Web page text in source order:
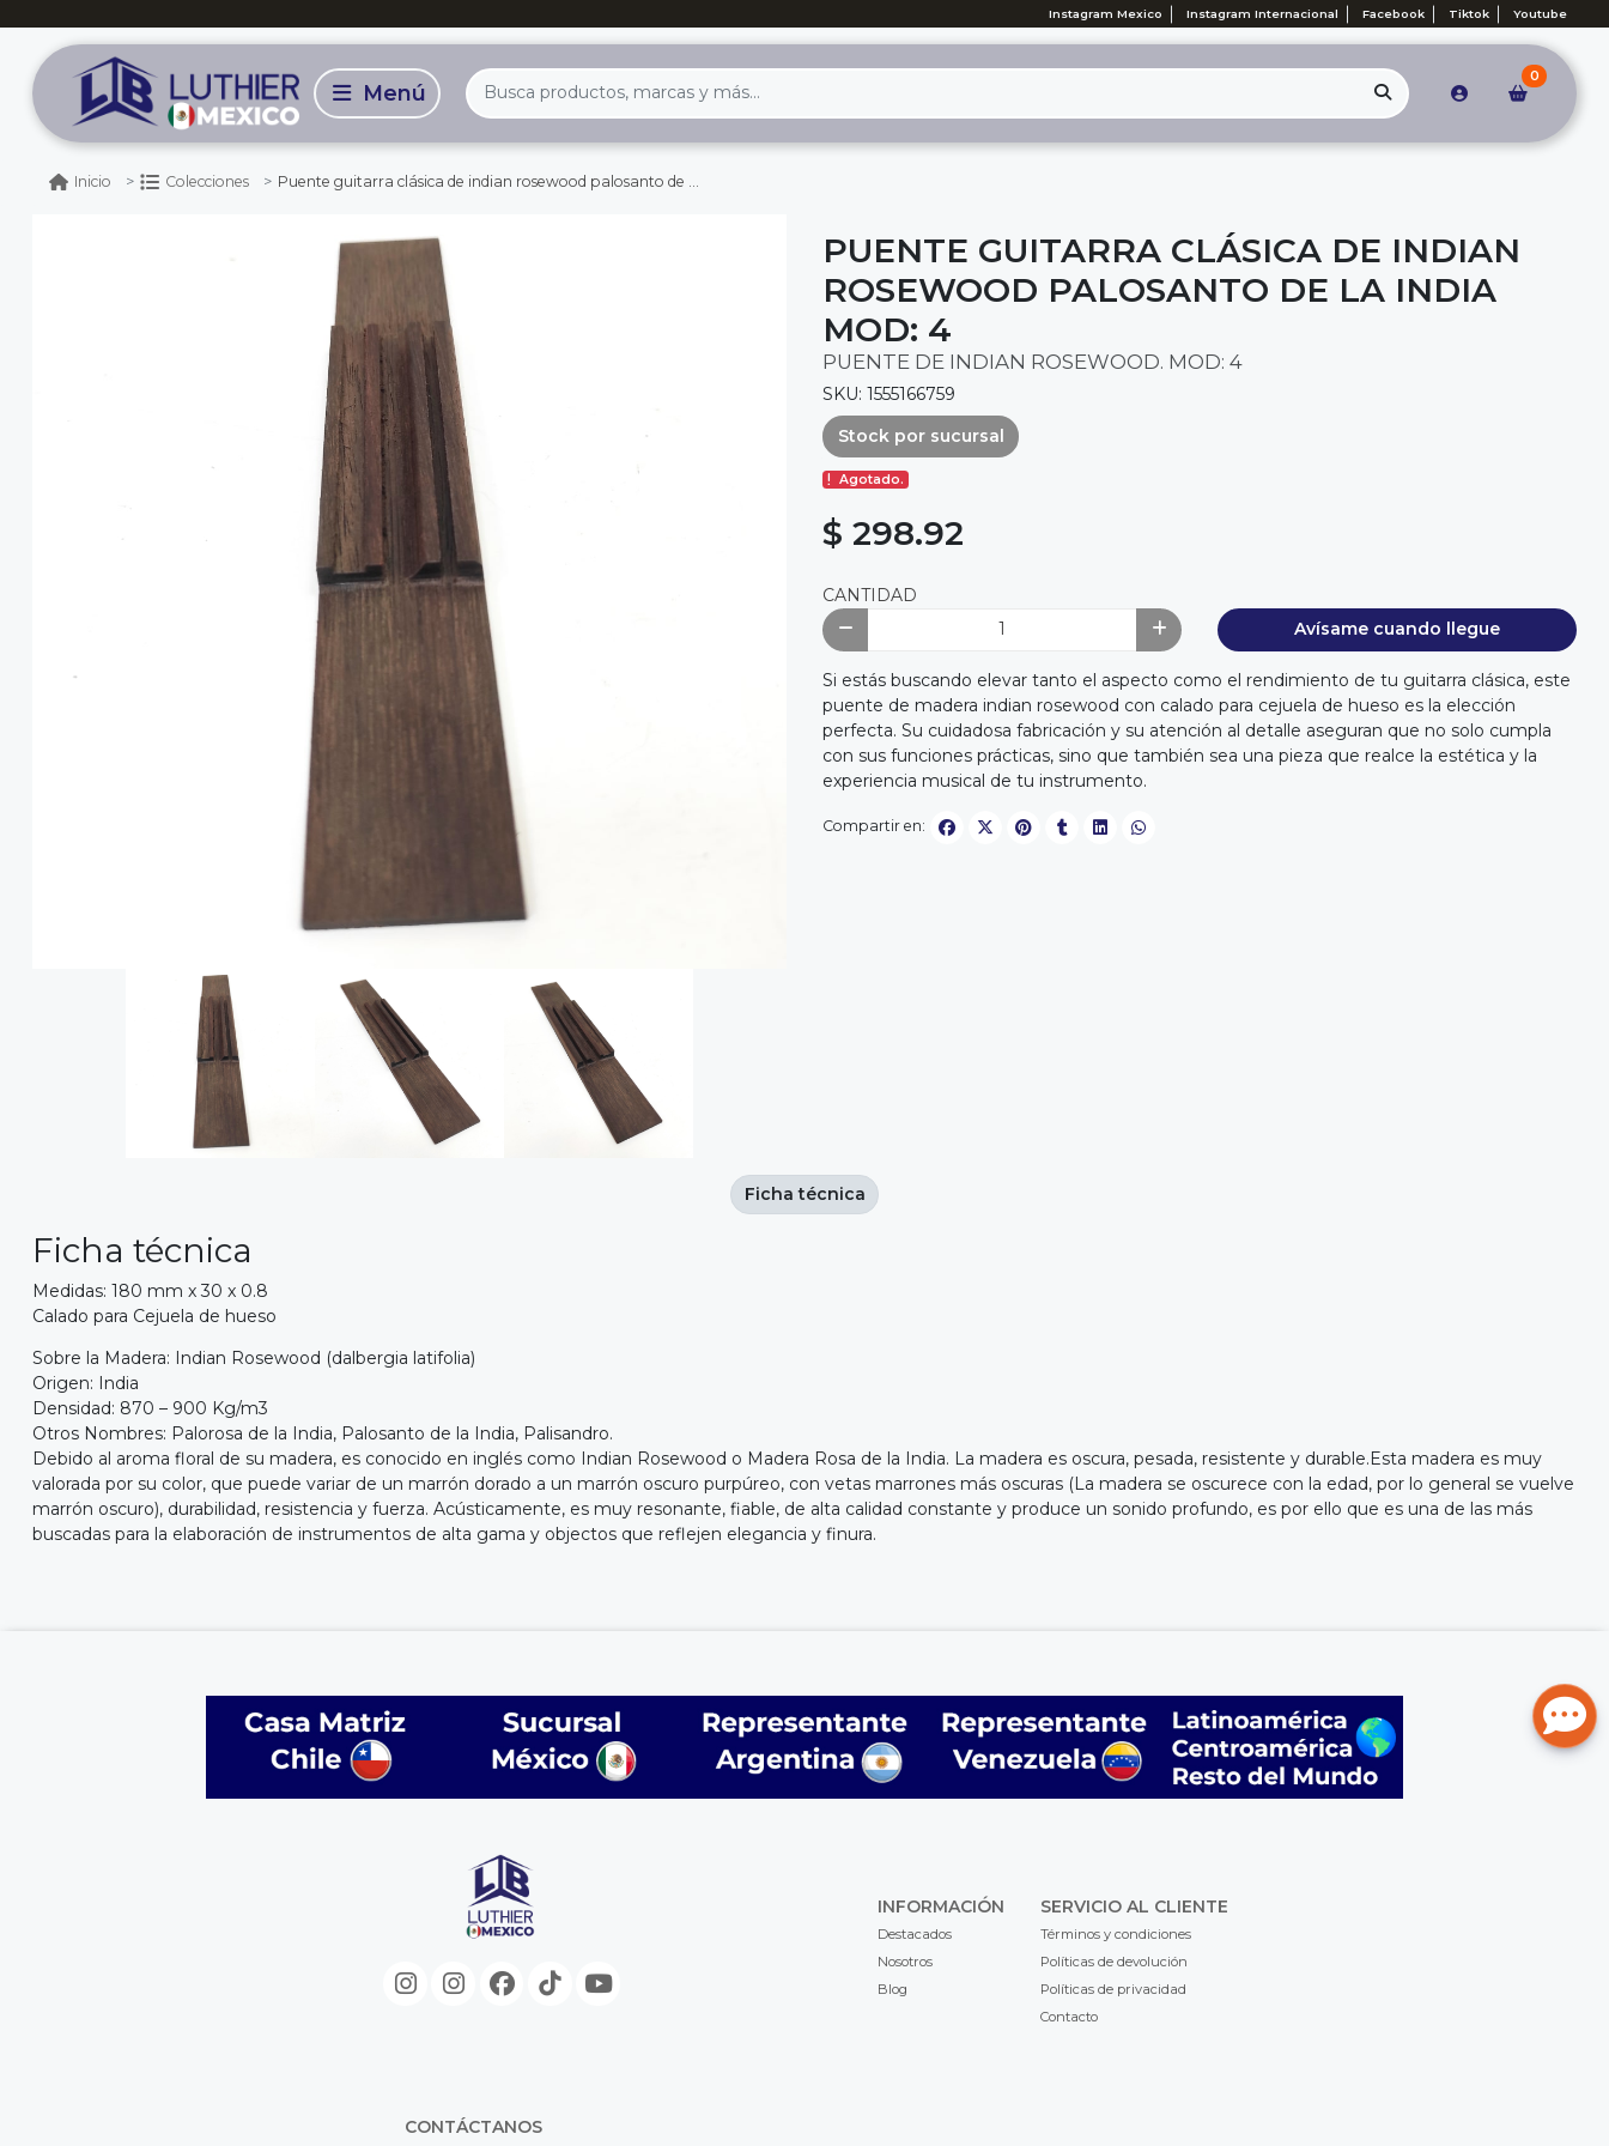
Instagram Mexico Instagram Internacional Facebook Tiktok Youtube
0
Inicio Colecciones Puente guitarra clásica de indian rosewood palosanto de la india mod: 4
PUENTE GUITARRA CLÁSICA DE INDIAN
ROSEWOOD PALOSANTO DE LA INDIA
MOD: 4
PUENTE DE INDIAN ROSEWOOD. MOD: 4
SKU: 1555166759
Stock por sucursal
Agotado.
$ 298.92
CANTIDAD
Avísame cuando llegue
Si estás buscando elevar tanto el aspecto como el rendimiento de tu guitarra clásica, este
puente de madera indian rosewood con calado para cejuela de hueso es la elección
perfecta. Su cuidadosa fabricación y su atención al detalle aseguran que no solo cumpla
con sus funciones prácticas, sino que también sea una pieza que realce la estética y la
experiencia musical de tu instrumento.
Compartir en:
Ficha técnica
Medidas: 180 mm x 30 x 0.8
Calado para Cejuela de hueso
Sobre la Madera: Indian Rosewood (dalbergia latifolia)
Origen: India
Densidad: 870 – 900 Kg/m3
Otros Nombres: Palorosa de la India, Palosanto de la India, Palisandro.
Debido al aroma floral de su madera, es conocido en inglés como Indian Rosewood o Madera Rosa de la India. La madera es oscura, pesada, resistente y durable.Esta madera es muy
valorada por su color, que puede variar de un marrón dorado a un marrón oscuro purpúreo, con vetas marrones más oscuras (La madera se oscurece con la edad, por lo general se vuelve
marrón oscuro), durabilidad, resistencia y fuerza. Acústicamente, es muy resonante, fiable, de alta calidad constante y produce un sonido profundo, es por ello que es una de las más
buscadas para la elaboración de instrumentos de alta gama y objectos que reflejen elegancia y finura.
Ficha técnica
INFORMACIÓN
Destacados
Nosotros
Blog
SERVICIO AL CLIENTE
Términos y condiciones
Políticas de devolución
Políticas de privacidad
Contacto
CONTÁCTANOS